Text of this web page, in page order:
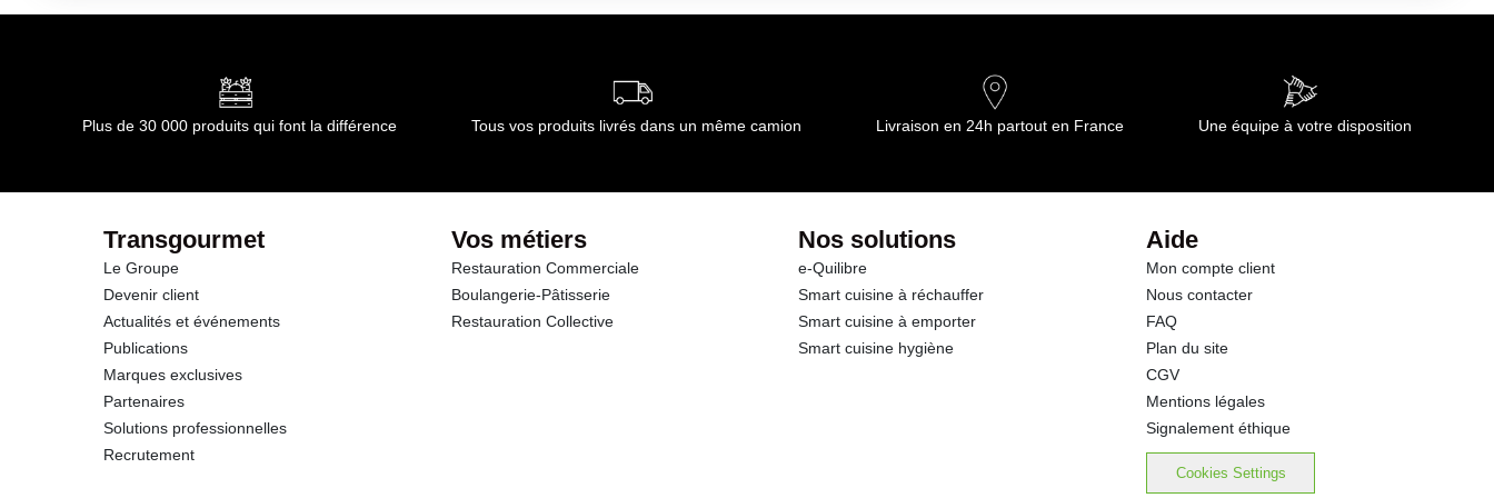
Conformément aux informations transmises par le(s) fournisseur(s) de Transgourmet Opérations
Plus de 30 000 produits qui font la différence Tous vos produits livrés dans un même camion Livraison en 24h partout en France Une équipe à votre disposition
Transgourmet
Le Groupe
Devenir client
Actualités et événements
Publications
Marques exclusives
Partenaires
Solutions professionnelles
Recrutement
Vos métiers
Restauration Commerciale
Boulangerie-Pâtisserie
Restauration Collective
Nos solutions
e-Quilibre
Smart cuisine à réchauffer
Smart cuisine à emporter
Smart cuisine hygiène
Aide
Mon compte client
Nous contacter
FAQ
Plan du site
CGV
Mentions légales
Signalement éthique
Cookies Settings